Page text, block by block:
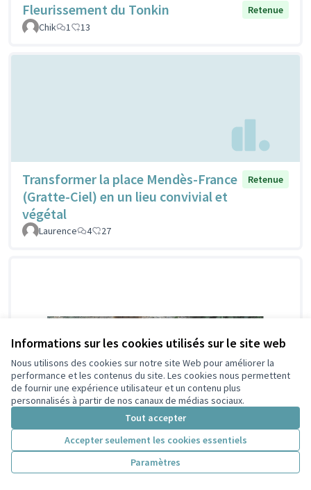
Informations sur les cookies utilisés sur le site web
Nous utilisons des cookies sur notre site Web pour améliorer la
performance et les contenus du site. Les cookies nous permettent
de fournir une expérience utilisateur et un contenu plus
personnalisés à partir de nos canaux de médias sociaux.
Tout accepter
Accepter seulement les cookies essentiels
Paramètres
Fleurissement du Tonkin
Retenue
Chik
1 13
Transformer la place Mendès-France
(Gratte-Ciel) en un lieu convivial et
végétal
Retenue
Laurence 4 27